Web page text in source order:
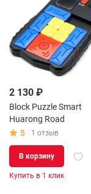
2 130 ₽
Block Puzzle Smart
Huarong Road
5
1 отзыв
В корзину
Купить в 1 клик